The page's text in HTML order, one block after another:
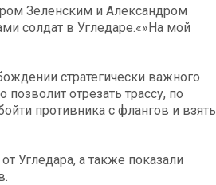
Зеленским и Александром
солдат в Угледаре.«»На мой
стратегически важного
позволит отрезать трассу, по
противника с флангов и взять
Угледара, а также показали